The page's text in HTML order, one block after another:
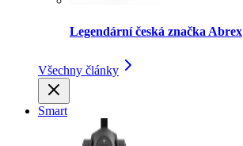
Legendární česká značka Abrex
Všechny články
Smart